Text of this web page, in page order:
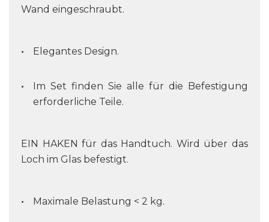
Wand eingeschraubt.
Elegantes Design.
Im Set finden Sie alle für die Befestigung
erforderliche Teile.
EIN HAKEN für das Handtuch. Wird über das
Loch im Glas befestigt.
Maximale Belastung < 2 kg.